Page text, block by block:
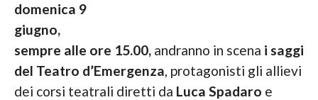
domenica 9
giugno,
sempre alle ore 15.00, andranno in scena i saggi
del Teatro d’Emergenza, protagonisti gli allievi
dei corsi teatrali diretti da Luca Spadaro e